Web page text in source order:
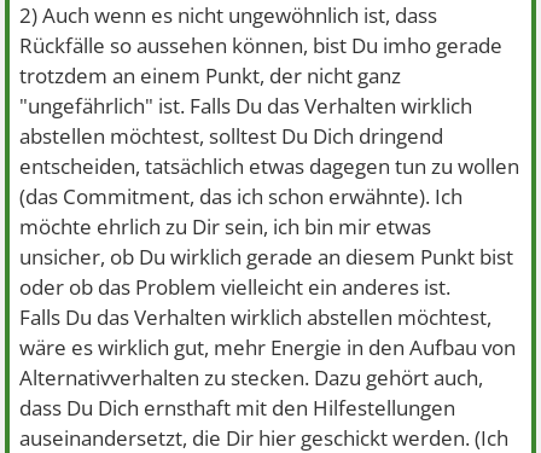
2) Auch wenn es nicht ungewöhnlich ist, dass
Rückfälle so aussehen können, bist Du imho gerade
trotzdem an einem Punkt, der nicht ganz
"ungefährlich" ist. Falls Du das Verhalten wirklich
abstellen möchtest, solltest Du Dich dringend
entscheiden, tatsächlich etwas dagegen tun zu wollen
(das Commitment, das ich schon erwähnte). Ich
möchte ehrlich zu Dir sein, ich bin mir etwas
unsicher, ob Du wirklich gerade an diesem Punkt bist
oder ob das Problem vielleicht ein anderes ist.
Falls Du das Verhalten wirklich abstellen möchtest,
wäre es wirklich gut, mehr Energie in den Aufbau von
Alternativverhalten zu stecken. Dazu gehört auch,
dass Du Dich ernsthaft mit den Hilfestellungen
auseinandersetzt, die Dir hier geschickt werden. (Ich